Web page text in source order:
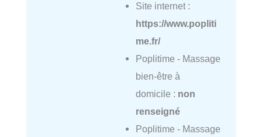
Site internet :
https://www.popliti
me.fr/
Poplitime - Massage
bien-être à
domicile : non
renseigné
Poplitime - Massage